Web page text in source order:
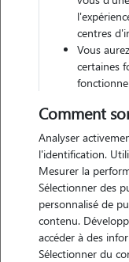
Nos
à
centres
Vous
certaines
Comment
Analyser
l'identification.
Mesurer la
Sélectionner des
personnalisé de
contenu.
accéder à des
Sélectionner du